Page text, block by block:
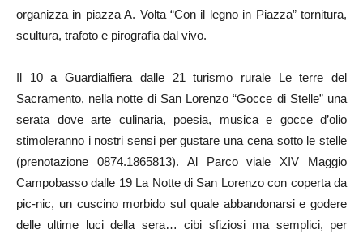
organizza in piazza A. Volta “Con il legno in Piazza” tornitura,
scultura, trafoto e pirografia dal vivo.
Il 10 a Guardialfiera dalle 21 turismo rurale Le terre del
Sacramento, nella notte di San Lorenzo “Gocce di Stelle” una
serata dove arte culinaria, poesia, musica e gocce d’olio
stimoleranno i nostri sensi per gustare una cena sotto le stelle
(prenotazione 0874.1865813). Al Parco viale XIV Maggio
Campobasso dalle 19 La Notte di San Lorenzo con coperta da
pic-nic, un cuscino morbido sul quale abbandonarsi e godere
delle ultime luci della sera… cibi sfiziosi ma semplici, per